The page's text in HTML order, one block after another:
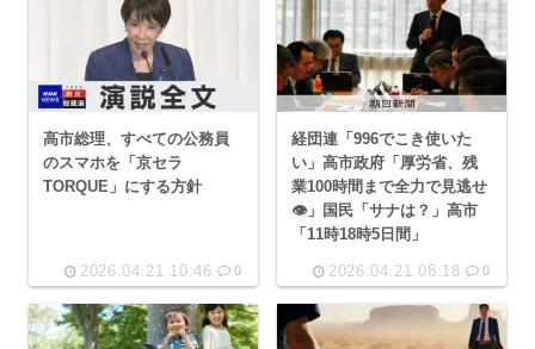
高市総理、すべての公務員
のスマホを「京セラ
TORQUE」にする方針
2026.04.21 10:46 0
経団連「996でこき使いた
い」高市政府「厚労省、残
業100時間まで全力で見逃せ
👁」国民「サナは？」高市
「11時18時5日間」
2026.04.21 08:18 0